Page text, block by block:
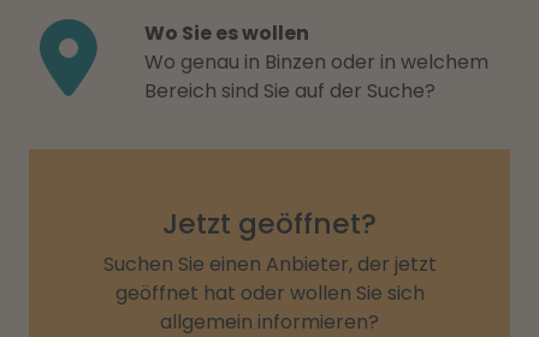
Wo Sie es wollen
Wo genau in Binzen oder in welchem
Bereich sind Sie auf der Suche?
Jetzt geöffnet?
Suchen Sie einen Anbieter, der jetzt
geöffnet hat oder wollen Sie sich
allgemein informieren?